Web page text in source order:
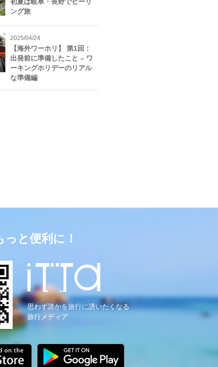
初夏は岐阜・長野でヒーリ
ング旅
2025/04/24
【海外ワーホリ】 第1回：
出発前に準備したこと – ワ
ーキングホリデーのリアル
な準備編
と便利に！
思わず誰かを旅行に誘いたくなる
旅行メディア